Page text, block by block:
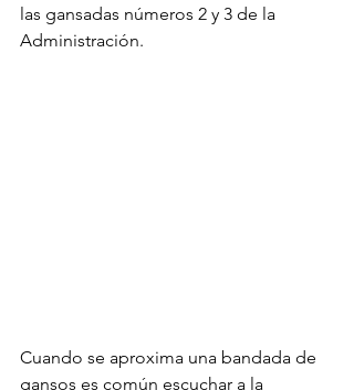
las gansadas números 2 y 3 de la
Administración.
Cuando se aproxima una bandada de
gansos es común escuchar a la